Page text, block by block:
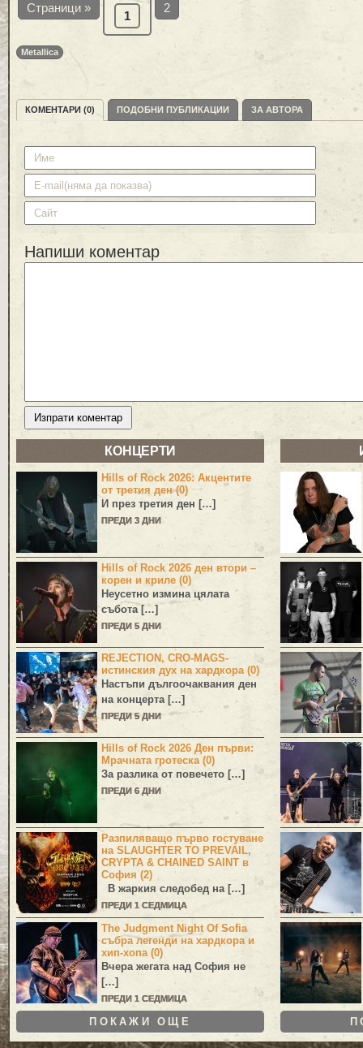
Страници »
1
2
Metallica
КОМЕНТАРИ (0) ПОДОБНИ ПУБЛИКАЦИИ ЗА АВТОРА
Напиши коментар
КОНЦЕРТИ
Hills of Rock 2026: Акцентите
от третия ден (0)
И през третия ден […]
ПРЕДИ 3 ДНИ
Hills of Rock 2026 ден втори –
корен и криле (0)
Неусетно измина цялата
събота […]
ПРЕДИ 5 ДНИ
REJECTION, CRO-MAGS-
истинския дух на хардкора (0)
Настъпи дългоочаквания ден
на концерта […]
ПРЕДИ 5 ДНИ
Hills of Rock 2026 Ден първи:
Мрачната гротеска (0)
За разлика от повечето […]
ПРЕДИ 6 ДНИ
Разпиляващо първо гостуване
на SLAUGHTER TO PREVAIL,
CRYPTA & CHAINED SAINT в
София (2)
В жаркия следобед на […]
ПРЕДИ 1 СЕДМИЦА
The Judgment Night Of Sofia
събра легенди на хардкора и
хип-хопа (0)
Вчера жегата над София не
[…]
ПРЕДИ 1 СЕДМИЦА
ПОКАЖИ ОЩЕ